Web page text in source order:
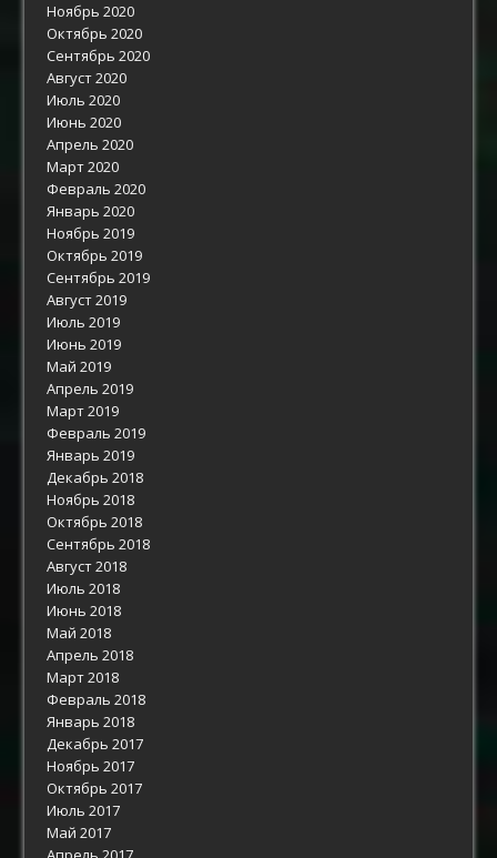
Ноябрь 2020
Октябрь 2020
Сентябрь 2020
Август 2020
Июль 2020
Июнь 2020
Апрель 2020
Март 2020
Февраль 2020
Январь 2020
Ноябрь 2019
Октябрь 2019
Сентябрь 2019
Август 2019
Июль 2019
Июнь 2019
Май 2019
Апрель 2019
Март 2019
Февраль 2019
Январь 2019
Декабрь 2018
Ноябрь 2018
Октябрь 2018
Сентябрь 2018
Август 2018
Июль 2018
Июнь 2018
Май 2018
Апрель 2018
Март 2018
Февраль 2018
Январь 2018
Декабрь 2017
Ноябрь 2017
Октябрь 2017
Июль 2017
Май 2017